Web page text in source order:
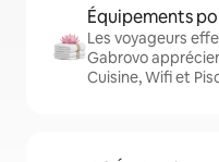
Équipements
Les voyageurs
Gabrovo
Cuisine, Wifi et